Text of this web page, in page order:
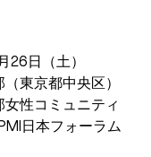
26日（土）
（東京都中央区）
女性コミュニティ
日本フォーラム